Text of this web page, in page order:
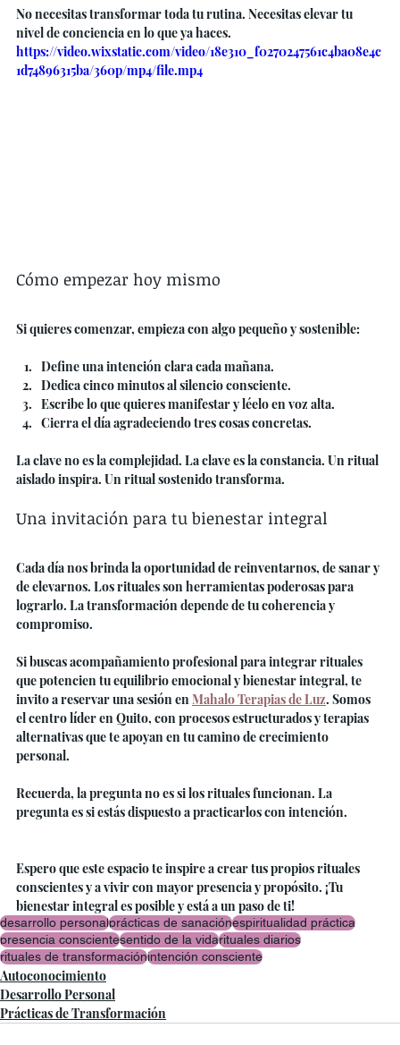
No necesitas transformar toda tu rutina. Necesitas elevar tu
nivel de conciencia en lo que ya haces.
https://video.wixstatic.com/video/18e310_f0270247561c4ba08e4c
1d74896315ba/360p/mp4/file.mp4
Cómo empezar hoy mismo
Si quieres comenzar, empieza con algo pequeño y sostenible:
Define una intención clara cada mañana.
Dedica cinco minutos al silencio consciente.
Escribe lo que quieres manifestar y léelo en voz alta.
Cierra el día agradeciendo tres cosas concretas.
La clave no es la complejidad. La clave es la constancia. Un ritual
aislado inspira. Un ritual sostenido transforma.
Una invitación para tu bienestar integral
Cada día nos brinda la oportunidad de reinventarnos, de sanar y
de elevarnos. Los rituales son herramientas poderosas para
lograrlo. La transformación depende de tu coherencia y
compromiso.
Si buscas acompañamiento profesional para integrar rituales
que potencien tu equilibrio emocional y bienestar integral, te
invito a reservar una sesión en Mahalo Terapias de Luz. Somos
el centro líder en Quito, con procesos estructurados y terapias
alternativas que te apoyan en tu camino de crecimiento
personal.
Recuerda, la pregunta no es si los rituales funcionan. La
pregunta es si estás dispuesto a practicarlos con intención.
Espero que este espacio te inspire a crear tus propios rituales
conscientes y a vivir con mayor presencia y propósito. ¡Tu
bienestar integral es posible y está a un paso de ti!
desarrollo personalprácticas de sanaciónespiritualidad práctica
presencia conscientesentido de la vidarituales diarios
rituales de transformaciónintención consciente
Autoconocimiento
Desarrollo Personal
Prácticas de Transformación